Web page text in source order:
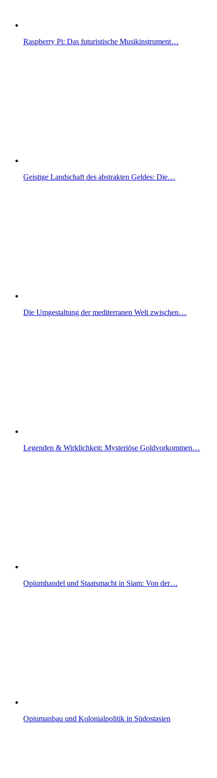
Raspberry Pi: Das futuristische Musikinstrument…
Geistige Landschaft des abstrakten Geldes: Die…
Die Umgestaltung der mediterranen Welt zwischen…
Legenden & Wirklichkeit: Mysteriöse Goldvorkommen…
Opiumhandel und Staatsmacht in Siam: Von der…
Opiumanbau und Kolonialpolitik in Südostasien